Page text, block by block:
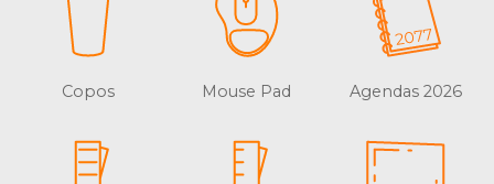
Copos Mouse Pad Agendas 2026